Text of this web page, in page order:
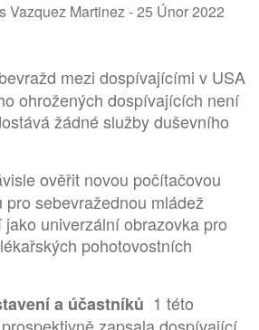
Vazquez Martinez -25 Únor 2022
mezi dospívajícími v USA
ohrožených dospívajících není
žádné služby duševního
ověřit novou počítačovou
sebevražednou mládež
univerzální obrazovka pro
pohotovostních
a účastníků 1 této